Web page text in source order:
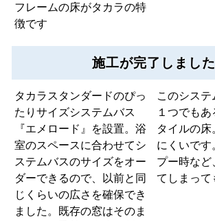
フレームの床がタカラの特
徴です
施工が完了しました
タカラスタンダードのぴっ
たりサイズシステムバス
『エメロード』を設置。浴
室のスペースに合わせてシ
ステムバスのサイズをオー
ダーできるので、以前と同
じくらいの広さを確保でき
ました。既存の窓はそのま
このシス
１つでも
タイルの床
にくいです
プー時など
てしまって